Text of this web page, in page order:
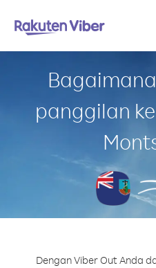
panggilan
Dengan Viber Out Anda